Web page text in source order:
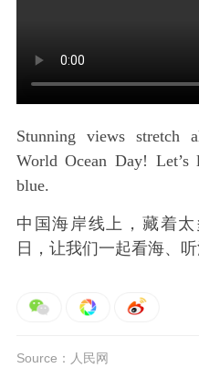
Stunning views stretch
World Ocean Day! Let’s
blue.
中国海岸线上，藏着
日，让我们一起看海、
Source：人民网